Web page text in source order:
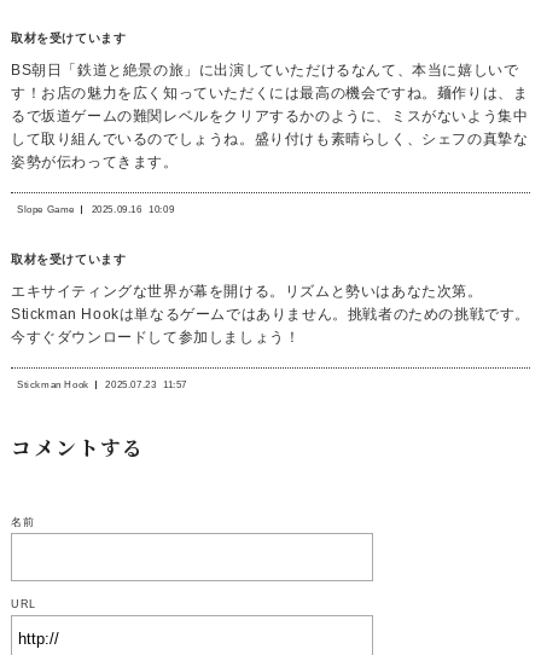
取材を受けています
BS朝日「鉄道と絶景の旅」に出演していただけるなんて、本当に嬉しいで
す！お店の魅力を広く知っていただくには最高の機会ですね。麺作りは、ま
るで坂道ゲームの難関レベルをクリアするかのように、ミスがないよう集中
して取り組んでいるのでしょうね。盛り付けも素晴らしく、シェフの真摯な
姿勢が伝わってきます。
Slope Game 2025.09.16 10:09
取材を受けています
エキサイティングな世界が幕を開ける。リズムと勢いはあなた次第。
Stickman Hookは単なるゲームではありません。挑戦者のための挑戦です。
今すぐダウンロードして参加しましょう！
Stickman Hook 2025.07.23 11:57
コメントする
名前
URL